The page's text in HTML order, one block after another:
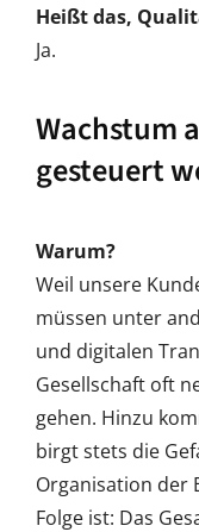
Heißt das,
Ja.
Wachstum
gesteuert
Warum?
Weil unsere
müssen unter
und digitalen
Gesellschaft oft
gehen. Hinzu
birgt stets die
Organisation der
Folge ist: Das